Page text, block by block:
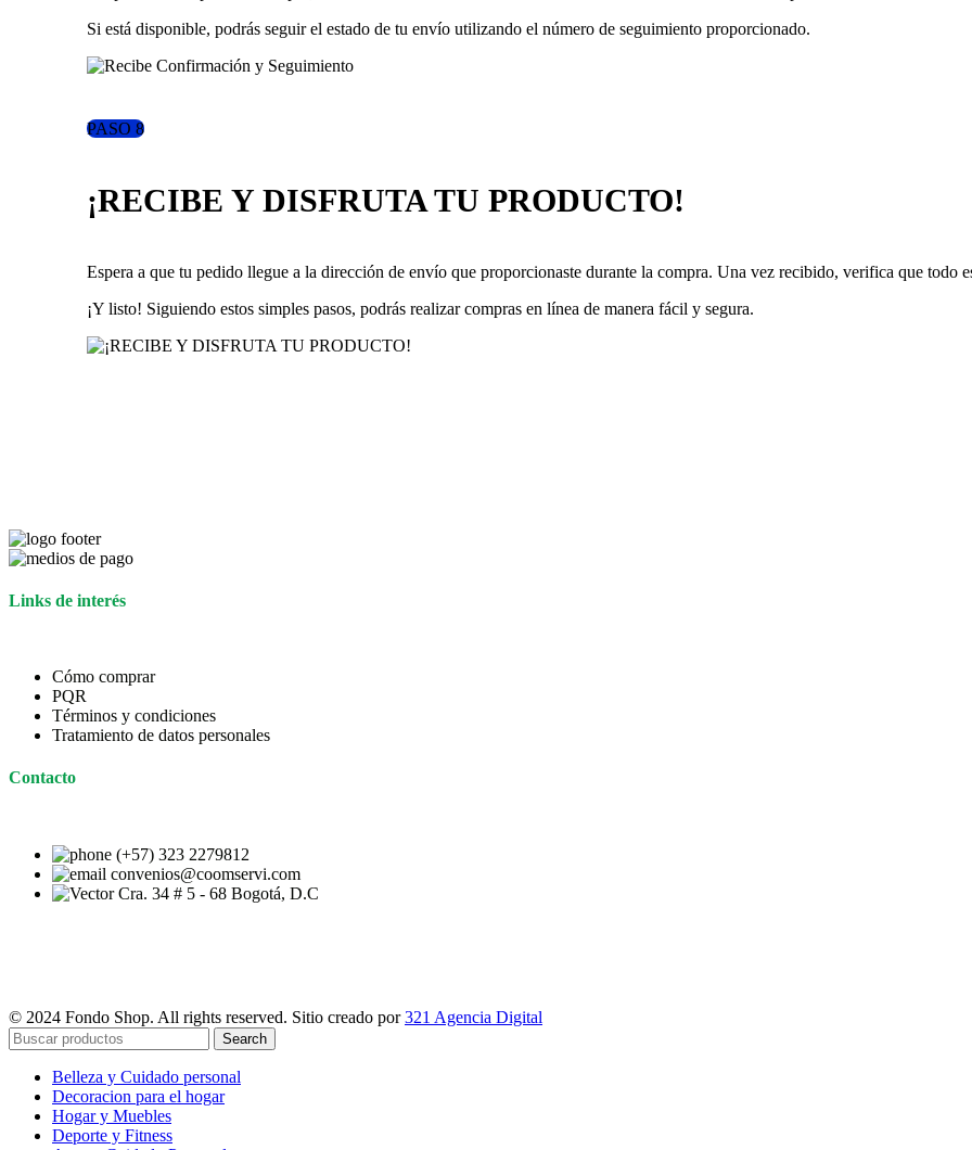
Si está disponible, podrás seguir el estado de tu envío utilizando el número de seguimiento proporcionado.
PASO 8
¡RECIBE Y DISFRUTA TU PRODUCTO!
Espera a que tu pedido llegue a la dirección de envío que proporcionaste durante la compra. Una vez recibido, verifica que todo
¡Y listo! Siguiendo estos simples pasos, podrás realizar compras en línea de manera fácil y segura.
Links de interés
Cómo comprar
PQR
Términos y condiciones
Tratamiento de datos personales
Contacto
(+57) 323 2279812
convenios@coomservi.com
Cra. 34 # 5 - 68 Bogotá, D.C
© 2024 Fondo Shop. All rights reserved. Sitio creado por321 Agencia Digital
Search
Belleza y Cuidado personal
Decoracion para el hogar
Hogar y Muebles
Deporte y Fitness